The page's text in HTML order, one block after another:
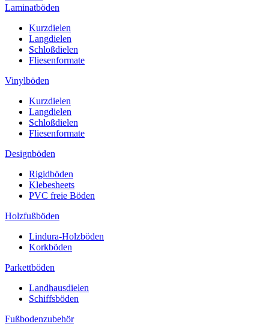
Laminatböden
Kurzdielen
Langdielen
Schloßdielen
Fliesenformate
Vinylböden
Kurzdielen
Langdielen
Schloßdielen
Fliesenformate
Designböden
Rigidböden
Klebesheets
PVC freie Böden
Holzfußböden
Lindura-Holzböden
Korkböden
Parkettböden
Landhausdielen
Schiffsböden
Fußbodenzubehör